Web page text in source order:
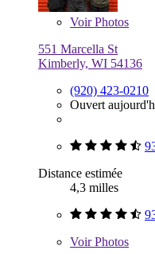
VoirPhotos
551 Marcella St
Kimberly, WI 54136
(920) 423-0210
Ouvert
Distance estimée
4,3 milles
VoirPhotos